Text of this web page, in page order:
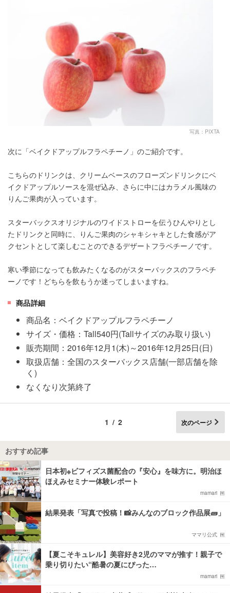
写真：PIXTA
次に「ベイクドアップルフラペチーノ」のご紹介です。
こちらのドリンクは、クリームベースのフローズンドリンクにベ
イクドアップルソースを混ぜ込み、さらに中にはカラメル風味の
りんご果肉が入っています。
スターバックスオリジナルのワイドストローを伝うひんやりとし
たドリンクと同時に、りんご果肉のシャキシャキとした食感がア
クセントとして楽しむことのできるデザートフラペチーノです。
寒い季節になっても飲みたくなるのがスターバックスのフラペチ
ーノです！どちらを飲もうか迷ってしまいますね。
商品詳細
商品名：ベイクドアップルフラペチーノ
サイズ・価格：Tall540円(Tallサイズのみ取り扱い)
販売期間：2016年12月1(木)～2016年12月25日(日)
取扱店舗：全国のスターバックス店舗(一部店舗を除
く)
なくなり次第終了
1/2 次のページ
おすすめ記事
日本初※ビフィズス菌配合の『安心』を味方に。明治ほ
ほえみセミナー体験レポート
mamari
結果発表「写真で投稿！📸みんなのブロック作品展🧱」
ママリ公式
【夏こそキュレル】美容好き2児のママが推す！親子で
乗り切りたい“酷暑の夏にぴった…
mamari